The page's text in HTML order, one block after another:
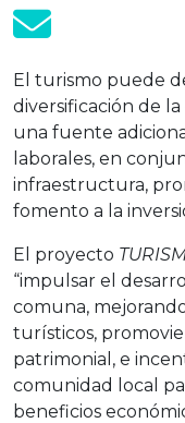
El turismo puede
diversificación de
una fuente
laborales, en
infraestructura,
fomento a la
El proyecto
“impulsar el
comuna,
turísticos,
patrimonial, e
comunidad local
beneficios